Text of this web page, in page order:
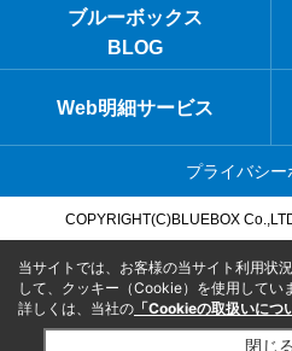
ブルーボックス
BLOG
Web明細サービス
プライバシー
COPYRIGHT(C)BLUEBOX
当サイトでは、お客様の当サイト利用状
して、クッキー（Cookie）を使用してい
詳しくは、当社の 「Cookieの取扱いにつ
閉じる